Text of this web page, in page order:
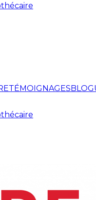
TÉMOIGNAGES